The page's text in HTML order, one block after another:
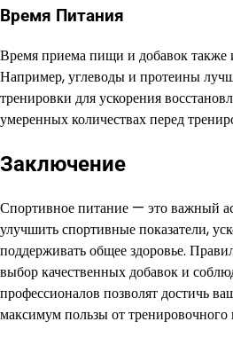
Время Питания
Время приема пищи и добавок также
Например, углеводы и протеины
тренировки для ускорения
умеренных количествах перед
Заключение
Спортивное питание — это важный
улучшить спортивные показатели,
поддерживать общее здоровье.
выбор качественных добавок и
профессионалов позволят достичь
максимум пользы от тренировочного